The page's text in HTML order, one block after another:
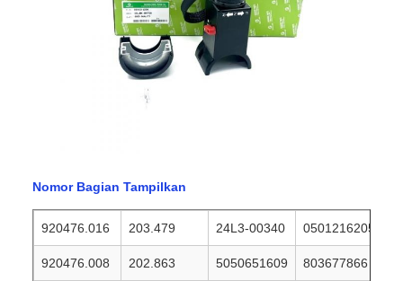
Nomor Bagian Tampilkan
920476.016 203.479 24L3-00340 0501216205
920476.008 202.863 5050651609 803677866